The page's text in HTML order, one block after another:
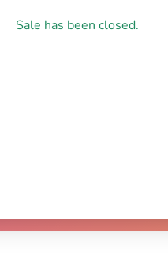
Sale has been closed.